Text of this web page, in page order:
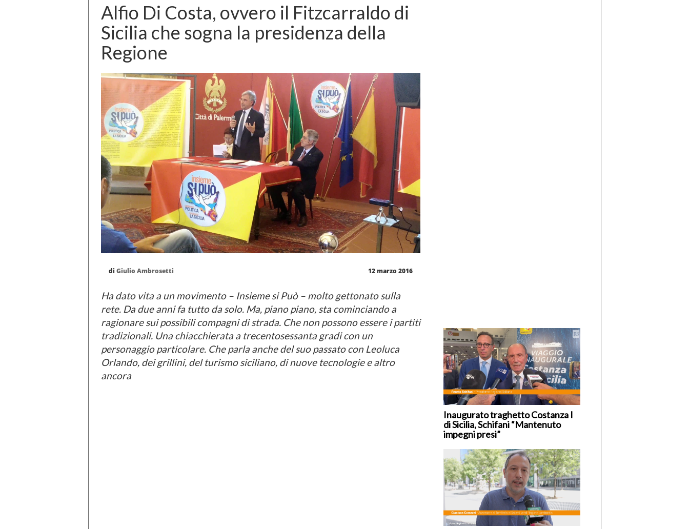
Alfio Di Costa, ovvero il Fitzcarraldo di
Sicilia che sogna la presidenza della
Regione
di Giulio Ambrosetti 12 marzo 2016
Ha dato vita a un movimento – Insieme si Può – molto gettonato sulla
rete. Da due anni fa tutto da solo. Ma, piano piano, sta cominciando a
ragionare sui possibili compagni di strada. Che non possono essere i partiti
tradizionali. Una chiacchierata a trecentosessanta gradi con un
personaggio particolare. Che parla anche del suo passato con Leoluca
Orlando, dei grillini, del turismo siciliano, di nuove tecnologie e altro
ancora
Inaugurato traghetto Costanza I
di Sicilia, Schifani “Mantenuto
impegni presi”